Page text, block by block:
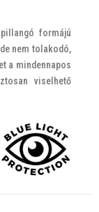
formájú
nem tolakodó,
a mindennapos
viselhető